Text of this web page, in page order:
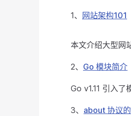
1、 网站架构101
本文介绍大型网
2、 Go 模块简介
Go v1.11 引入了
3、 about 协议